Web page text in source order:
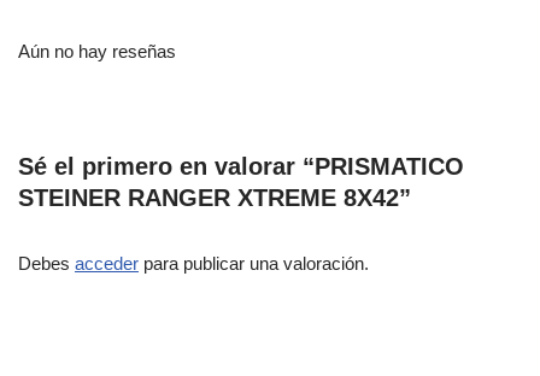
Aún no hay reseñas
Sé el primero en valorar “PRISMATICO
STEINER RANGER XTREME 8X42”
Debes acceder para publicar una valoración.